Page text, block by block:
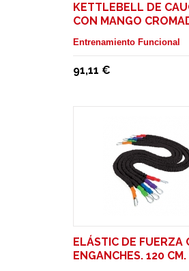
KETTLEBELL DE
CON MANGO
Entrenamiento Funcional
91,11 €
ELÁSTIC DE FUERZA
ENGANCHES. 120 CM.